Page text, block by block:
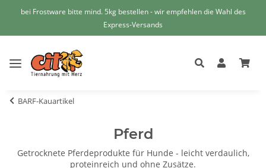
bei Frostware bitte mind. 5kg bestellen - wir empfehlen die Wahl des
Express-Versands
BARF-Kauartikel
Pferd
Getrocknete Pferdeprodukte für Hunde - leicht verdaulich,
proteinreich und ohne Zusätze.